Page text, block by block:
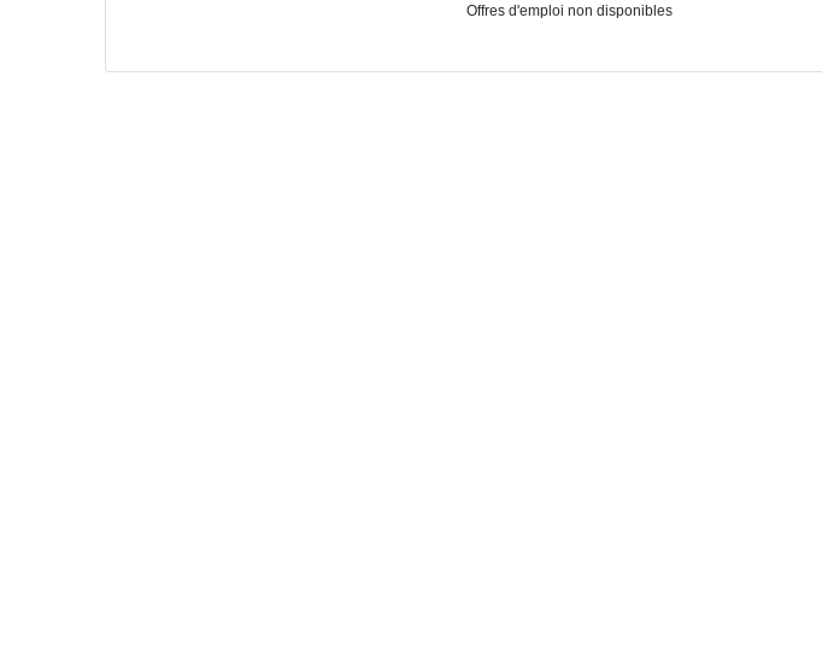
Offres d'emploi non disponibles